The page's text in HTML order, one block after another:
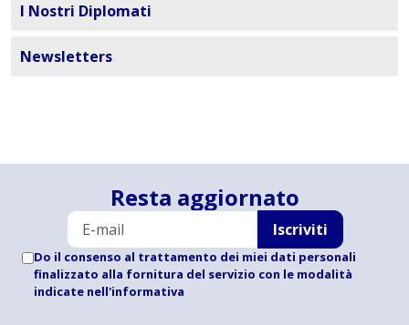
I Nostri Diplomati
Newsletters
Resta aggiornato
Iscriviti
Do il consenso al trattamento dei miei dati personali
finalizzato alla fornitura del servizio con le modalità
indicate nell'informativa